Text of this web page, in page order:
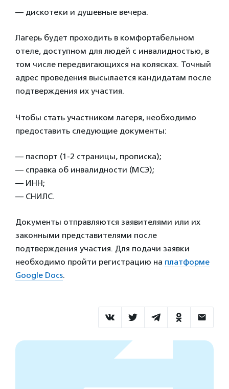
— дискотеки и душевные вечера.
Лагерь будет проходить в комфортабельном
отеле, доступном для людей с инвалидностью, в
том числе передвигающихся на колясках. Точный
адрес проведения высылается кандидатам после
подтверждения их участия.
Чтобы стать участником лагеря, необходимо
предоставить следующие документы:
— паспорт (1-2 страницы, прописка);
— справка об инвалидности (МСЭ);
— ИНН;
— СНИЛС.
Документы отправляются заявителями или их
законными представителями после
подтверждения участия. Для подачи заявки
необходимо пройти регистрацию на платформе
Google Docs.